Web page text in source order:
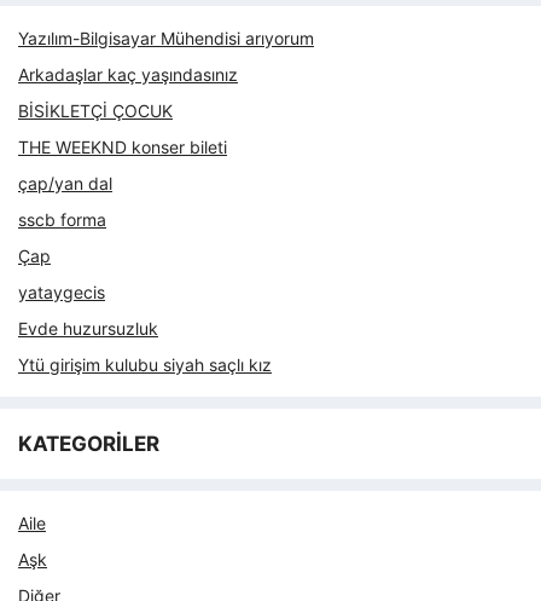
Yazılım-Bilgisayar Mühendisi arıyorum
Arkadaşlar kaç yaşındasınız
BİSİKLETÇİ ÇOCUK
THE WEEKND konser bileti
çap/yan dal
sscb forma
Çap
yataygecis
Evde huzursuzluk
Ytü girişim kulubu siyah saçlı kız
KATEGORİLER
Aile
Aşk
Diğer